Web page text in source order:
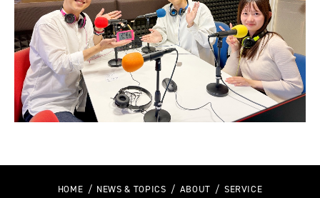
HOME NEWS & TOPICS ABOUT SERVICE